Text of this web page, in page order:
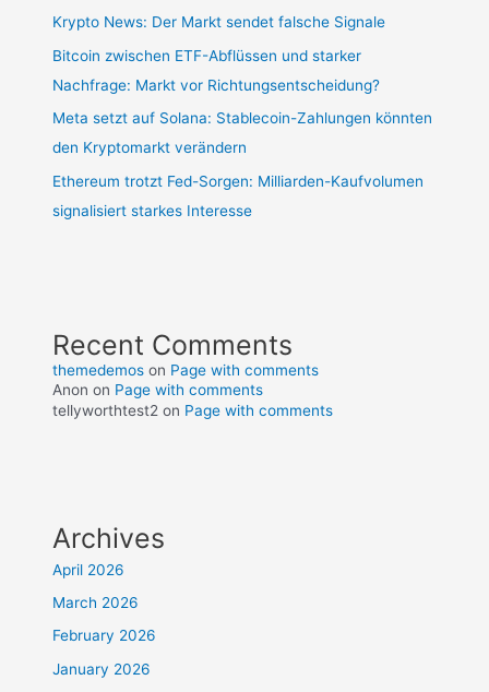
Krypto News: Der Markt sendet falsche Signale
Bitcoin zwischen ETF-Abflüssen und starker
Nachfrage: Markt vor Richtungsentscheidung?
Meta setzt auf Solana: Stablecoin-Zahlungen könnten
den Kryptomarkt verändern
Ethereum trotzt Fed-Sorgen: Milliarden-Kaufvolumen
signalisiert starkes Interesse
Recent Comments
themedemos on Page with comments
Anon on Page with comments
tellyworthtest2 on Page with comments
Archives
April 2026
March 2026
February 2026
January 2026